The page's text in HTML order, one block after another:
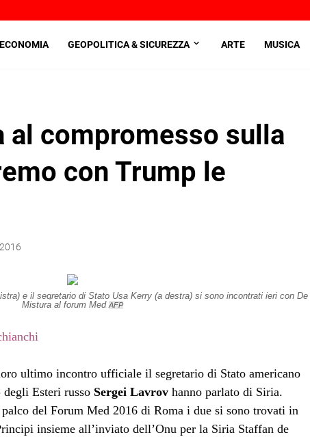
ECONOMIA GEOPOLITICA & SICUREZZA ARTE MUSICA
al compromesso sulla
con Trump le
e il segretario di Stato Usa Kerry (a destra) si sono incontrati ieri con De
Mistura al forum MedAFP
ultimo incontro ufficiale il segretario di Stato americano
Esteri russo Sergei Lavrov hanno parlato di Siria.
del Forum Med 2016 di Roma i due si sono trovati in
insieme all’inviato dell’Onu per la Siria Staffan de